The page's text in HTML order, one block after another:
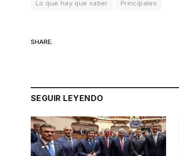
Lo que hay que saber Principales
SHARE.
SEGUIR LEYENDO